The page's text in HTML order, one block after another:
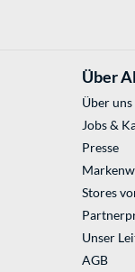
Über
Über uns
Jobs &
Presse
Stores
Unser
AGB